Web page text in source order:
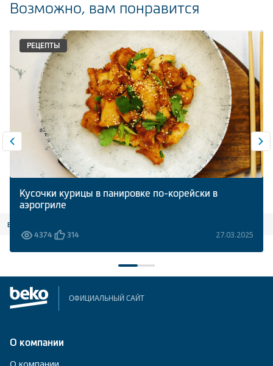
Возможно, вам понравится
все статьи
РЕЦЕПТЫ
Кусочки курицы в панировке по-корейски в
аэрогриле
4374 314 27.03.2025
ОФИЦИАЛЬНЫЙ САЙТ
О компании